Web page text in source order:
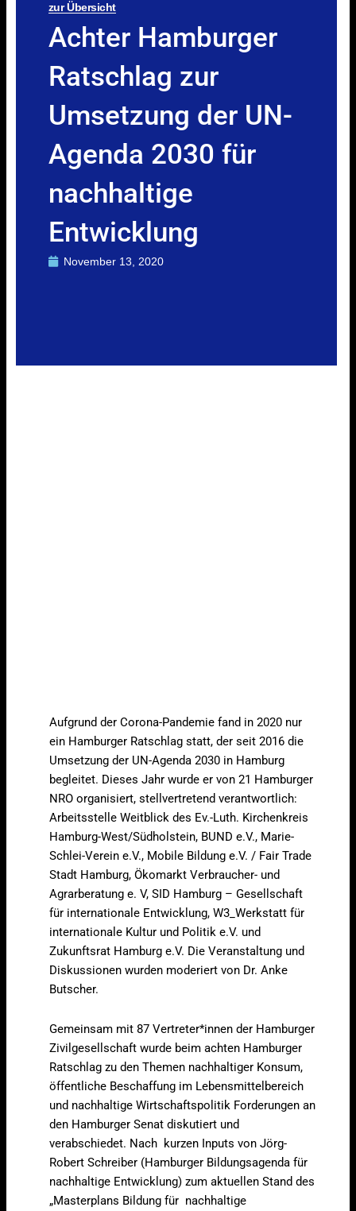
zur Übersicht
Achter Hamburger
Ratschlag zur
Umsetzung der UN-
Agenda 2030 für
nachhaltige
Entwicklung
November 13, 2020
Aufgrund der Corona-Pandemie fand in 2020 nur
ein Hamburger Ratschlag statt, der seit 2016 die
Umsetzung der UN-Agenda 2030 in Hamburg
begleitet. Dieses Jahr wurde er von 21 Hamburger
NRO organisiert, stellvertretend verantwortlich:
Arbeitsstelle Weitblick des Ev.-Luth. Kirchenkreis
Hamburg-West/Südholstein, BUND e.V., Marie-
Schlei-Verein e.V., Mobile Bildung e.V. / Fair Trade
Stadt Hamburg, Ökomarkt Verbraucher- und
Agrarberatung e. V, SID Hamburg – Gesellschaft
für internationale Entwicklung, W3_Werkstatt für
internationale Kultur und Politik e.V. und
Zukunftsrat Hamburg e.V. Die Veranstaltung und
Diskussionen wurden moderiert von Dr. Anke
Butscher.
Gemeinsam mit 87 Vertreter*innen der Hamburger
Zivilgesellschaft wurde beim achten Hamburger
Ratschlag zu den Themen nachhaltiger Konsum,
öffentliche Beschaffung im Lebensmittelbereich
und nachhaltige Wirtschaftspolitik Forderungen an
den Hamburger Senat diskutiert und
verabschiedet. Nach kurzen Inputs von Jörg-
Robert Schreiber (Hamburger Bildungsagenda für
nachhaltige Entwicklung) zum aktuellen Stand des
„Masterplans Bildung für nachhaltige